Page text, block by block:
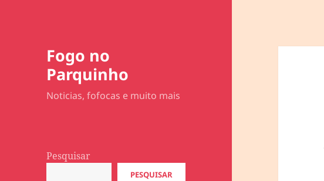
Fogo no
Parquinho
Noticias, fofocas e muito mais
Pesquisar
PESQUISAR